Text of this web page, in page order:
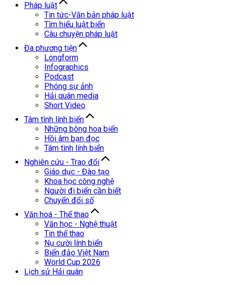
Pháp luật
Tin tức-Văn bản pháp luật
Tìm hiểu luật biển
Câu chuyện pháp luật
Đa phương tiện
Longform
Infographics
Podcast
Phóng sự ảnh
Hải quân media
Short Video
Tâm tình lính biển
Những bông hoa biển
Hồi âm bạn đọc
Tâm tình lính biển
Nghiên cứu - Trao đổi
Giáo dục - Đào tạo
Khoa học công nghệ
Người đi biển cần biết
Chuyển đổi số
Văn hoá - Thể thao
Văn học - Nghệ thuật
Tin thể thao
Nụ cười lính biển
Biển đảo Việt Nam
World Cup 2026
Lịch sử Hải quân